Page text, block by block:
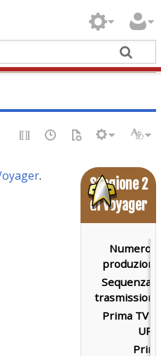
Stagione 2
di Voyager
Numero
Sequenza
Prima TV
.